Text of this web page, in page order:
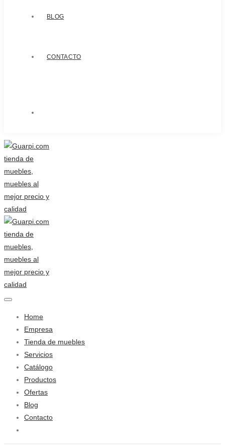
BLOG
CONTACTO
Home
Empresa
Tienda de muebles
Servicios
Catálogo
Productos
Ofertas
Blog
Contacto